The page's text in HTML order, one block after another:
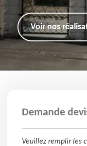
Voir nos
Demande
Veuillez remplir les